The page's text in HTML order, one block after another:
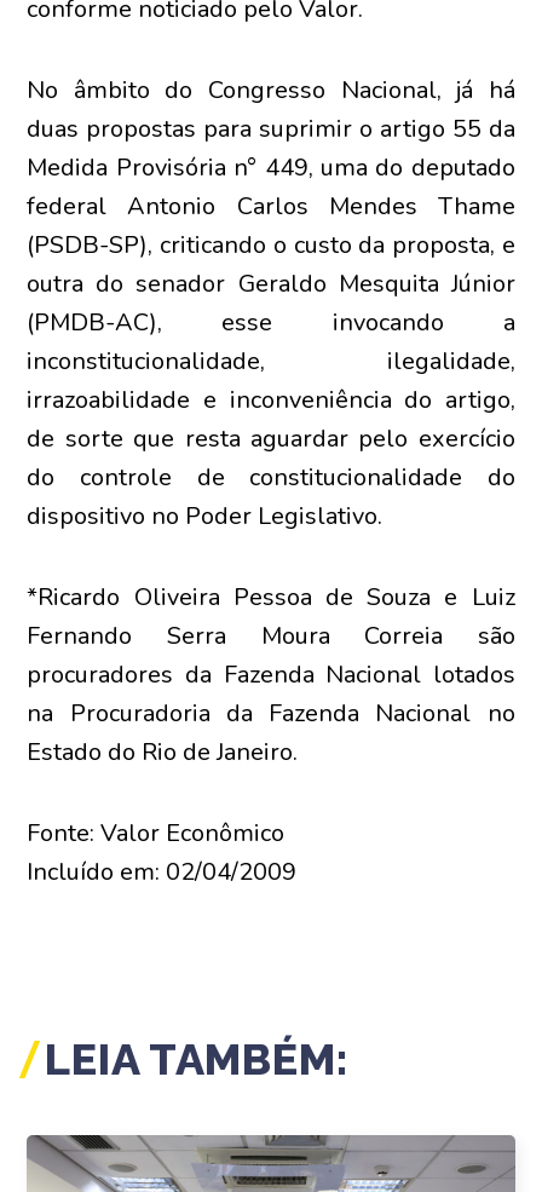
conforme noticiado pelo Valor.
No âmbito do Congresso Nacional, já há
duas propostas para suprimir o artigo 55 da
Medida Provisória n° 449, uma do deputado
federal Antonio Carlos Mendes Thame
(PSDB-SP), criticando o custo da proposta, e
outra do senador Geraldo Mesquita Júnior
(PMDB-AC), esse invocando a
inconstitucionalidade, ilegalidade,
irrazoabilidade e inconveniência do artigo,
de sorte que resta aguardar pelo exercício
do controle de constitucionalidade do
dispositivo no Poder Legislativo.
*Ricardo Oliveira Pessoa de Souza e Luiz
Fernando Serra Moura Correia são
procuradores da Fazenda Nacional lotados
na Procuradoria da Fazenda Nacional no
Estado do Rio de Janeiro.
Fonte: Valor Econômico
Incluído em: 02/04/2009
LEIA TAMBÉM: